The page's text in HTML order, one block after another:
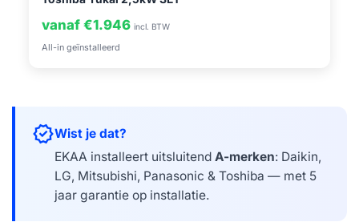
vanaf €1.946 incl. BTW
All-in geïnstalleerd
verifiedWist je dat?
EKAA installeert uitsluitendA-merken: Daikin,
LG, Mitsubishi, Panasonic & Toshiba — met 5
jaar garantie op installatie.